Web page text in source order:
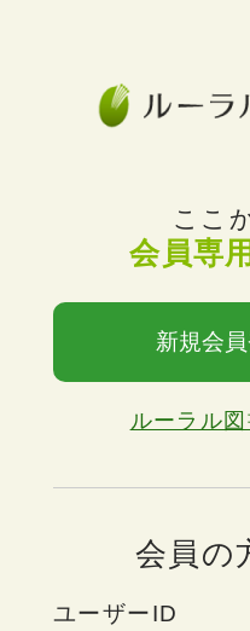
ここ
会員専
新規会
ルーラル
会員の
ユーザーID